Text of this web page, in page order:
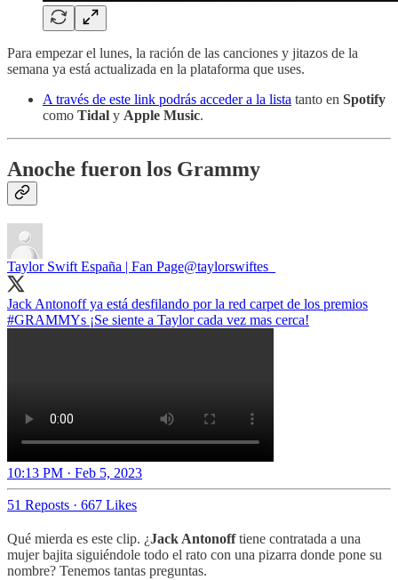
Para empezar el lunes, la ración de las canciones y jitazos de la
semana ya está actualizada en la plataforma que uses.
A través de este link podrás acceder a la lista tanto en Spotify
como Tidal y Apple Music.
Anoche fueron los Grammy
Taylor Swift España | Fan Page@taylorswiftes_
Jack Antonoff ya está desfilando por la red carpet de los premios
#GRAMMYs ¡Se siente a Taylor cada vez mas cerca!
10:13 PM · Feb 5, 2023
51 Reposts · 667 Likes
Qué mierda es este clip. ¿Jack Antonofftiene contratada a una
mujer bajita siguiéndole todo el rato con una pizarra donde pone su
nombre? Tenemos tantas preguntas.